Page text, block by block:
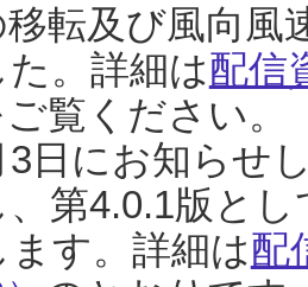
転及び風向風
。詳細は配信
ご覧ください。
日にお知らせ
、第4.0.1版と
す。詳細は配